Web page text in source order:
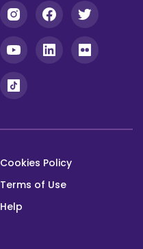
Cookies Policy
Terms of Use
Help